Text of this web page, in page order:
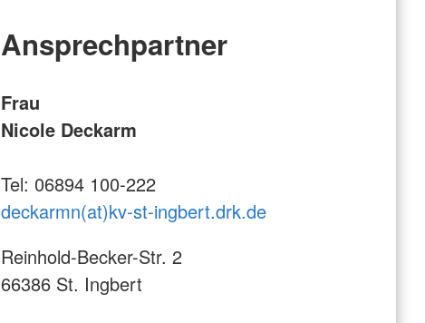
Ansprechpartner
Frau
Nicole Deckarm
Tel: 06894 100-222
deckarmn(at)kv-st-ingbert.drk.de
Reinhold-Becker-Str. 2
66386 St. Ingbert